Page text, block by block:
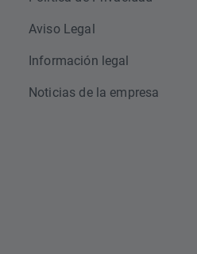
Aviso Legal
Información legal
Noticias de la empresa